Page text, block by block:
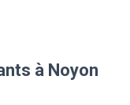
à Noyon